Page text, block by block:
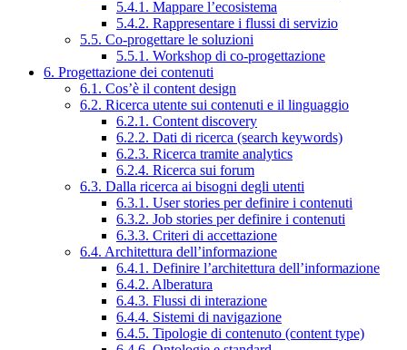
5.4.1. Mappare l’ecosistema
5.4.2. Rappresentare i flussi di servizio
5.5. Co-progettare le soluzioni
5.5.1. Workshop di co-progettazione
6. Progettazione dei contenuti
6.1. Cos’è il content design
6.2. Ricerca utente sui contenuti e il linguaggio
6.2.1. Content discovery
6.2.2. Dati di ricerca (search keywords)
6.2.3. Ricerca tramite analytics
6.2.4. Ricerca sui forum
6.3. Dalla ricerca ai bisogni degli utenti
6.3.1. User stories per definire i contenuti
6.3.2. Job stories per definire i contenuti
6.3.3. Criteri di accettazione
6.4. Architettura dell’informazione
6.4.1. Definire l’architettura dell’informazione
6.4.2. Alberatura
6.4.3. Flussi di interazione
6.4.4. Sistemi di navigazione
6.4.5. Tipologie di contenuto (content type)